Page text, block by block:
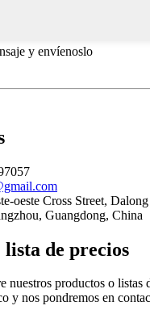
y envíenoslo
oeste Cross Street,
Guangdong, China
lista de precios
nuestros productos o listas
y nos pondremos en